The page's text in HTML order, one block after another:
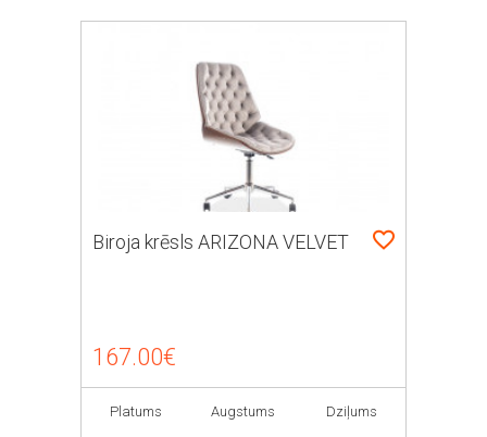
Biroja krēsls ARIZONA VELVET
167.00€
Platums Augstums Dziļums